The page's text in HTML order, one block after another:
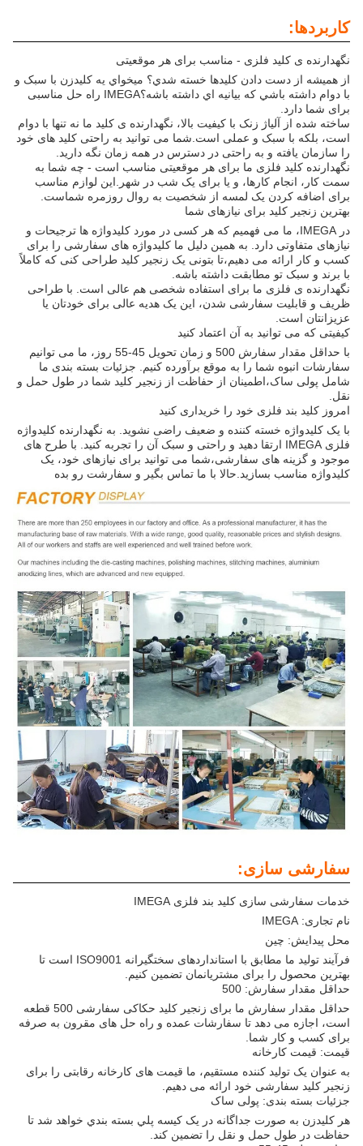
کاربردها:
نگهدارنده ی کلید فلزی - مناسب برای هر موقعیتی
از هميشه از دست دادن کليدها خسته شدي؟ ميخواي يه کليدزن با سبک و
با دوام داشته باشي که بيانيه اي داشته باشه؟IMEGA راه حل مناسبی
برای شما دارد.
ساخته شده از آلیاژ زنک با کیفیت بالا، نگهدارنده ی کلید ما نه تنها با دوام
است، بلکه با سبک و عملی است.شما می توانید به راحتی کلید های خود
را سازمان یافته و به راحتی در دسترس در همه زمان نگه دارید.
نگهدارنده کلید فلزی ما برای هر موقعیتی مناسب است - چه شما به
سمت کار، انجام کارها، و یا برای یک شب در شهر.این لوازم مناسب
برای اضافه کردن یک لمسه از شخصیت به روال روزمره شماست.
بهترین زنجیر کلید برای نیازهای شما
در IMEGA، ما می فهمیم که هر کسی در مورد کلیدواژه ها ترجیحات و
نیازهای متفاوتی دارد. به همین دلیل ما کلیدواژه های سفارشی را برای
کسب و کار ارائه می دهیم،تا بتونی یک زنجیر کلید طراحی کنی که کاملاً
با برند و سبک تو مطابقت داشته باشه.
نگهدارنده ی فلزی ما برای استفاده شخصی هم عالی است. با طراحی
ظریف و قابلیت سفارشی شدن، این یک هدیه عالی برای خودتان یا
عزیزانتان است.
کیفیتی که می توانید به آن اعتماد کنید
با حداقل مقدار سفارش 500 و زمان تحویل 45-55 روز، ما می توانیم
سفارشات انبوه شما را به موقع برآورده کنیم. جزئیات بسته بندی ما
شامل پولی ساک،اطمینان از حفاظت از زنجیر کلید شما در طول حمل و
نقل.
امروز کلید بند فلزی خود را خریداری کنید
با یک کلیدواژه خسته کننده و ضعیف راضی نشوید. به نگهدارنده کلیدواژه
فلزی IMEGA ارتقا دهید و راحتی و سبک آن را تجربه کنید. با طرح های
موجود و گزینه های سفارشی،شما می توانید برای نیازهای خود، یک
کلیدواژه مناسب بسازید.حالا با ما تماس بگير و سفارشت رو بده
سفارشی سازی:
خدمات سفارشی سازی کلید بند فلزی IMEGA
نام تجاری: IMEGA
محل پیدایش: چین
فرآیند تولید ما مطابق با استانداردهای سختگیرانه ISO9001 است تا
بهترین محصول را برای مشتریانمان تضمین کنیم.
حداقل مقدار سفارش: 500
حداقل مقدار سفارش ما برای زنجیر کلید حکاکی سفارشی 500 قطعه
است، اجازه می دهد تا سفارشات عمده و راه حل های مقرون به صرفه
برای کسب و کار شما.
قیمت: قیمت کارخانه
به عنوان یک تولید کننده مستقیم، ما قیمت های کارخانه رقابتی را برای
زنجیر کلید سفارشی خود ارائه می دهیم.
جزئیات بسته بندی: پولی ساک
هر کليدزن به صورت جداگانه در يک کيسه پلي بسته بندي خواهد شد تا
حفاظت در طول حمل و نقل را تضمین کند.